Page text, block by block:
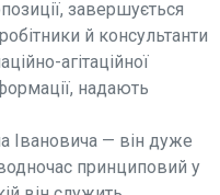
завершується
й консультанти
агітаційної
надають
Івановича — він дуже
принциповий у